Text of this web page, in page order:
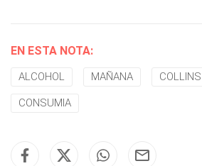
EN ESTA NOTA:
ALCOHOL MAÑANA COLLINS
CONSUMIA